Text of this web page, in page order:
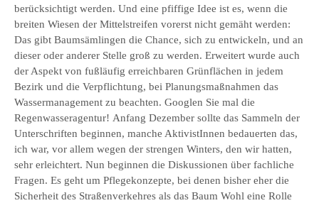
berücksichtigt werden. Und eine pfiffige Idee ist es, wenn die
breiten Wiesen der Mittelstreifen vorerst nicht gemäht werden:
Das gibt Baumsämlingen die Chance, sich zu entwickeln, und an
dieser oder anderer Stelle groß zu werden. Erweitert wurde auch
der Aspekt von fußläufig erreichbaren Grünflächen in jedem
Bezirk und die Verpflichtung, bei Planungsmaßnahmen das
Wassermanagement zu beachten. Googlen Sie mal die
Regenwasseragentur! Anfang Dezember sollte das Sammeln der
Unterschriften beginnen, manche AktivistInnen bedauerten das,
ich war, vor allem wegen der strengen Winters, den wir hatten,
sehr erleichtert. Nun beginnen die Diskussionen über fachliche
Fragen. Es geht um Pflegekonzepte, bei denen bisher eher die
Sicherheit des Straßenverkehres als das Baum Wohl eine Rolle